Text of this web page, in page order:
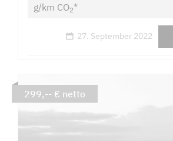
g/km CO2*
27. September 2022
299,-- € netto